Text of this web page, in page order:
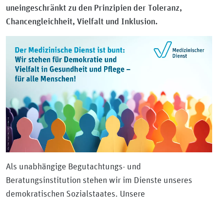
uneingeschränkt zu den Prinzipien der Toleranz,
Chancengleichheit, Vielfalt und Inklusion.
Als unabhängige Begutachtungs- und
Beratungsinstitution stehen wir im Dienste unseres
demokratischen Sozialstaates. Unsere